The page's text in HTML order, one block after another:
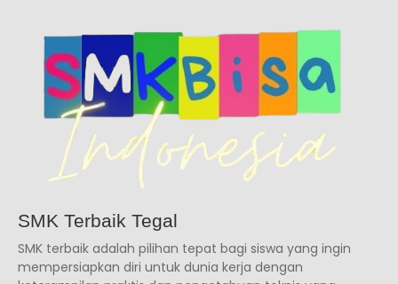
SMK Terbaik Tegal
SMK terbaik adalah pilihan tepat bagi siswa yang ingin
mempersiapkan diri untuk dunia kerja dengan